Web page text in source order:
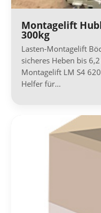
Montagelift
300kg
Lasten-Montagelift
sicheres Heben bis
Montagelift LM S4
Helfer für…